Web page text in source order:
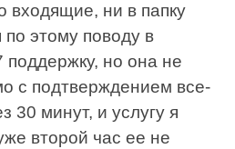
входящие, ни в папку
этому поводу в
поддержку, но она не
с подтверждением все-
30 минут, и услугу я
второй час ее не